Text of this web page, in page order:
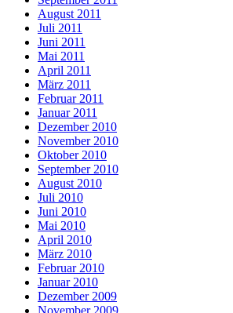
August 2011
Juli 2011
Juni 2011
Mai 2011
April 2011
März 2011
Februar 2011
Januar 2011
Dezember 2010
November 2010
Oktober 2010
September 2010
August 2010
Juli 2010
Juni 2010
Mai 2010
April 2010
März 2010
Februar 2010
Januar 2010
Dezember 2009